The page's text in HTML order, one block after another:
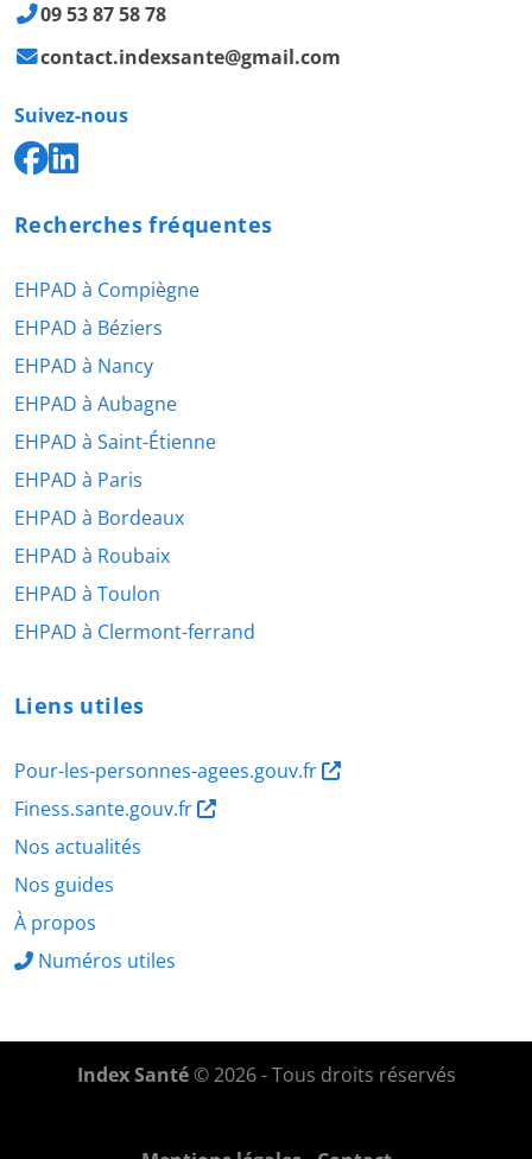
09 53 87 58 78
contact.indexsante@gmail.com
Suivez-nous
Recherches fréquentes
EHPAD à Compiègne
EHPAD à Béziers
EHPAD à Nancy
EHPAD à Aubagne
EHPAD à Saint-Étienne
EHPAD à Paris
EHPAD à Bordeaux
EHPAD à Roubaix
EHPAD à Toulon
EHPAD à Clermont-ferrand
Liens utiles
Pour-les-personnes-agees.gouv.fr
Finess.sante.gouv.fr
Nos actualités
Nos guides
À propos
Numéros utiles
Index Santé© 2026 - Tous droits réservés